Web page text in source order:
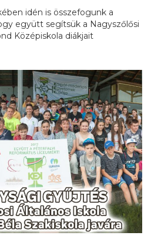
idén is összefogunk a
együtt segítsük a Nagyszőlősi
Középiskola diákjait